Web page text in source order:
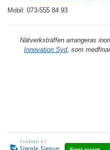
Mobil: 073-555 84 93
Nätverksträffen arrangeras
Innovation Syd, som